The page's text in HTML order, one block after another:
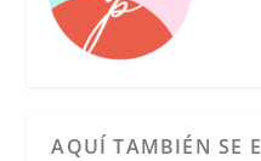
AQUÍ TAMBIÉN SE